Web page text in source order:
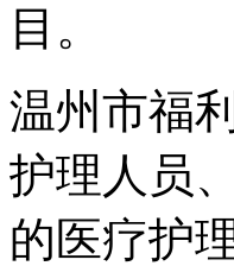
目。
温州市福
护理人员
的医疗护